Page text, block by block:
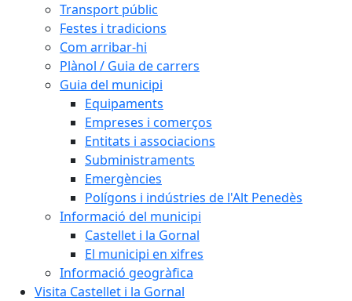
Transport públic
Festes i tradicions
Com arribar-hi
Plànol / Guia de carrers
Guia del municipi
Equipaments
Empreses i comerços
Entitats i associacions
Subministraments
Emergències
Polígons i indústries de l'Alt Penedès
Informació del municipi
Castellet i la Gornal
El municipi en xifres
Informació geogràfica
Visita Castellet i la Gornal